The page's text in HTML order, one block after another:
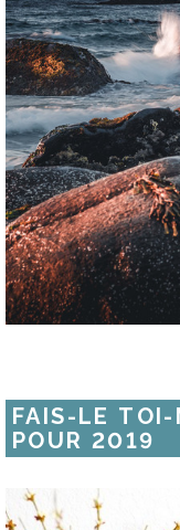
FAIS-LE TOI-
POUR 2019